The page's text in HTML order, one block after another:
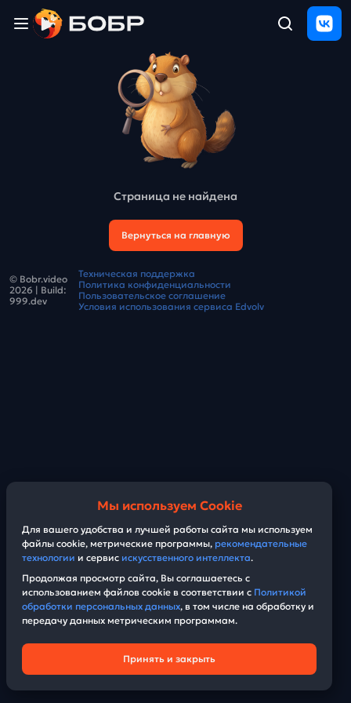
и
отзыв
Страница не найдена
Вернуться на главную
© Bobr.video
2026 | Build:
999.dev
Техническая поддержка
Политика конфиденциальности
Пользовательское соглашение
Условия использования сервиса Edvolv
Мы используем Cookie
Для вашего удобства и лучшей работы сайта мы используем
файлы cookie, метрические программы, рекомендательные
технологии и сервис искусственного интеллекта.
Продолжая просмотр сайта, Вы соглашаетесь с
использованием файлов cookie в соответствии с Политикой
обработки персональных данных, в том числе на обработку и
передачу данных метрическим программам.
Принять и закрыть